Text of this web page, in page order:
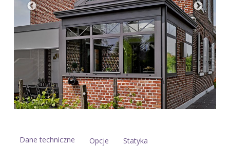
Dane techniczne Opcje Statyka